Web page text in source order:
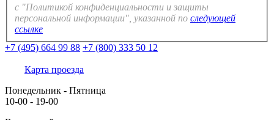
с "Политикой конфиденциальности и защиты
персональной информации", указанной по следующей
ссылке
+7 (495) 664 99 88 +7 (800) 333 50 12
Карта проезда
Понедельник - Пятница
10-00 - 19-00